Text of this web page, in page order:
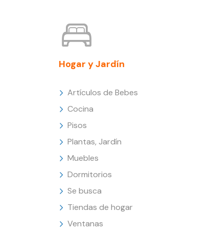
Hogar y Jardín
Artículos de Bebes
Cocina
Pisos
Plantas, Jardín
Muebles
Dormitorios
Se busca
Tiendas de hogar
Ventanas